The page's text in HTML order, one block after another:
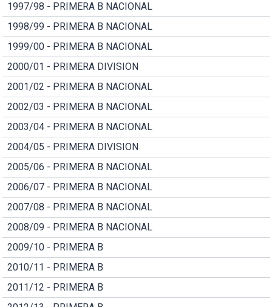
1997/98 - PRIMERA B NACIONAL
1998/99 - PRIMERA B NACIONAL
1999/00 - PRIMERA B NACIONAL
2000/01 - PRIMERA DIVISION
2001/02 - PRIMERA B NACIONAL
2002/03 - PRIMERA B NACIONAL
2003/04 - PRIMERA B NACIONAL
2004/05 - PRIMERA DIVISION
2005/06 - PRIMERA B NACIONAL
2006/07 - PRIMERA B NACIONAL
2007/08 - PRIMERA B NACIONAL
2008/09 - PRIMERA B NACIONAL
2009/10 - PRIMERA B
2010/11 - PRIMERA B
2011/12 - PRIMERA B